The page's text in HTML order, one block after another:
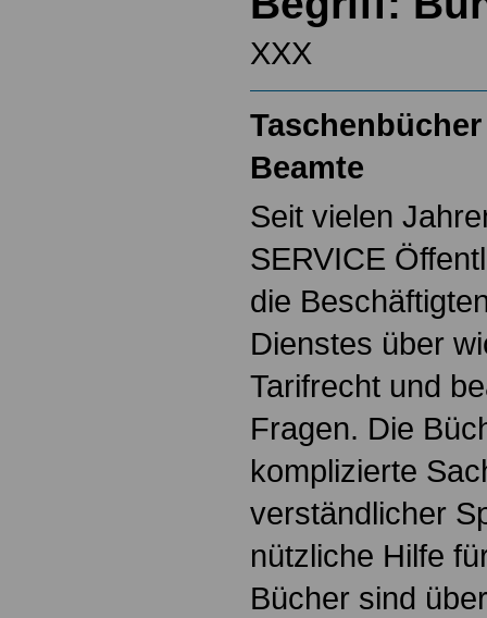
XXX
Beamte
Seit vielen
SERVICE
die
Dienstes über
Tarifrecht und
Fragen. Die
komplizierte
verständlicher
nützliche Hilfe
Bücher sind